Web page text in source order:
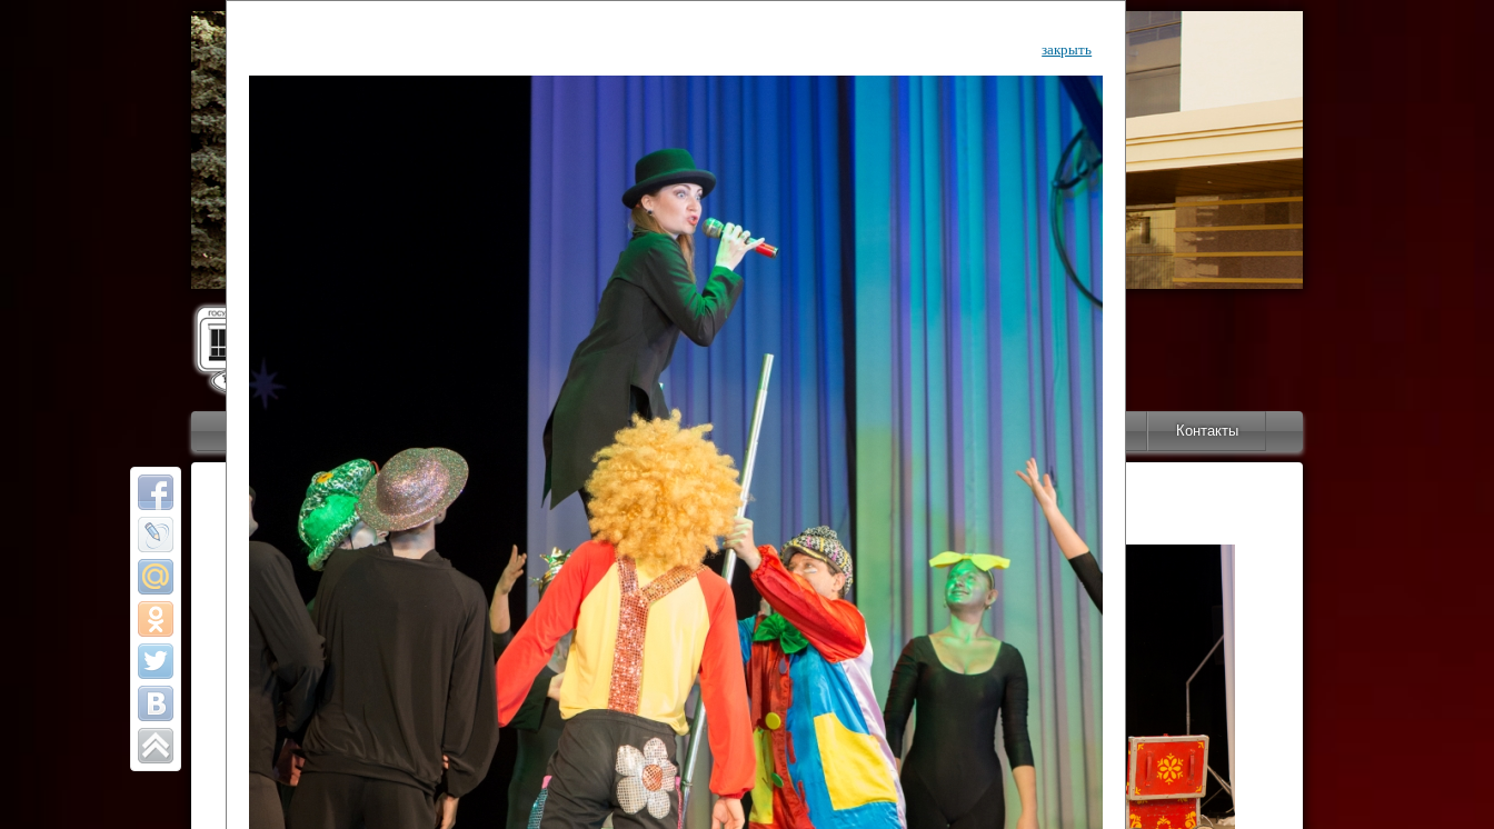
Государственный культурный центр
Дворец Республики
Новости Афиша Арт-монитор Контакты
ОТЧЕТЫ ГКЦ "ДВОРЕЦ РЕСПУБЛИКИ"
закрыть
Все отчеты
Финал Республиканского фестиваля
цирковых коллективов "Созвездие
Приднестровского цирка"
Участники фестиваля:
Образцовый эстрадно-цирковой коллектив «Ровесник» Дом культуры с.
Протягайловка, г. Бендеры , руководитель Рогожинер Светлана Георгиевна
Народный цирковой клоунский коллектив «Шари-вари» МУ «Культурно-
досуговый центр «Шелковик» г.Бендеры, руководители Отличные работники
культуры Приднестровской Молдавской Республики Алёна Александровна и